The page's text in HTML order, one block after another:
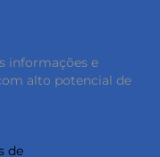
informações e
alto potencial de
de